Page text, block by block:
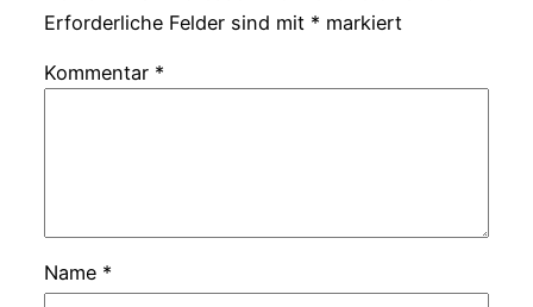
Erforderliche Felder sind mit * markiert
Kommentar *
Name *